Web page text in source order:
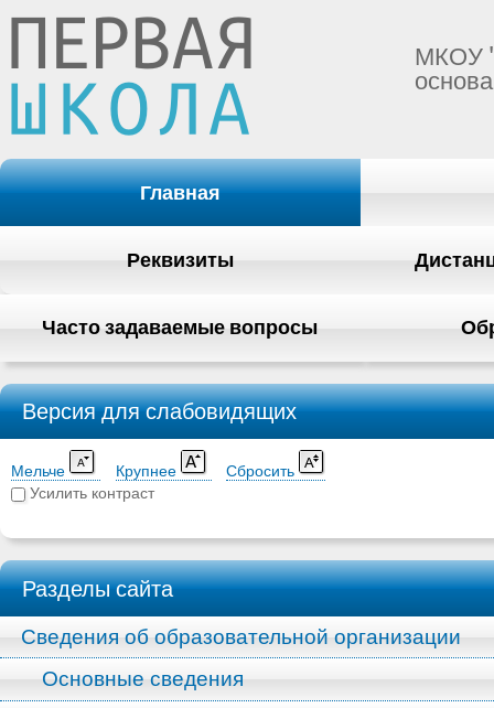
МКОУ
Главная
Реквизиты
Часто задаваемые вопросы
Версия для слабовидящих
Мельче Крупнее
Сбросить
Усилить контраст
Разделы сайта
Сведения об образовательной организации
Основные сведения